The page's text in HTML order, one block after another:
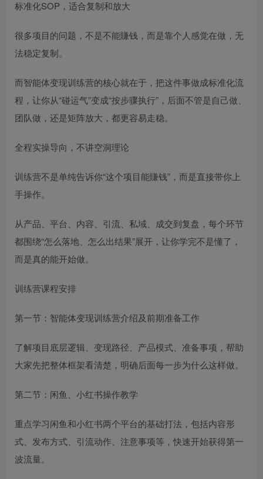
标准化SOP，适合复制和放大
很多项目的问题，不是不能賺钱，而是靠个人感觉在做，无
法稳定复制。
而智能体变现训练营的核心就在于，把这件事做成标准化流
程，让你从“碰运气”变成“按步骤执行”，后面不管是自己做、
团队做，还是矩阵放大，都更容易走稳。
全程实操导向，不讲空洞理论
训练营不是单纯告诉你“这个项目能賺钱”，而是直接带你上
手操作。
从产品、平台、内容、引流、私域、成交到复盘，每个环节
都围绕“怎么落地、怎么出结果”展开，让你学完不是懂了，
而是真的能开始做。
训练营课程安排
第一节：智能体变现训练营介绍及前期准备工作
了解项目底层逻辑、变现路径、产品模式、准备事项，帮助
大家先把整体框架看清楚，明确后面每一步为什么这样做。
第二节：闲鱼、小红书操作教学
重点学习闲鱼和小红书两个平台的基础打法，包括内容形
式、发布方式、引流动作、注意事项等，快速开始获得第一
波流量。